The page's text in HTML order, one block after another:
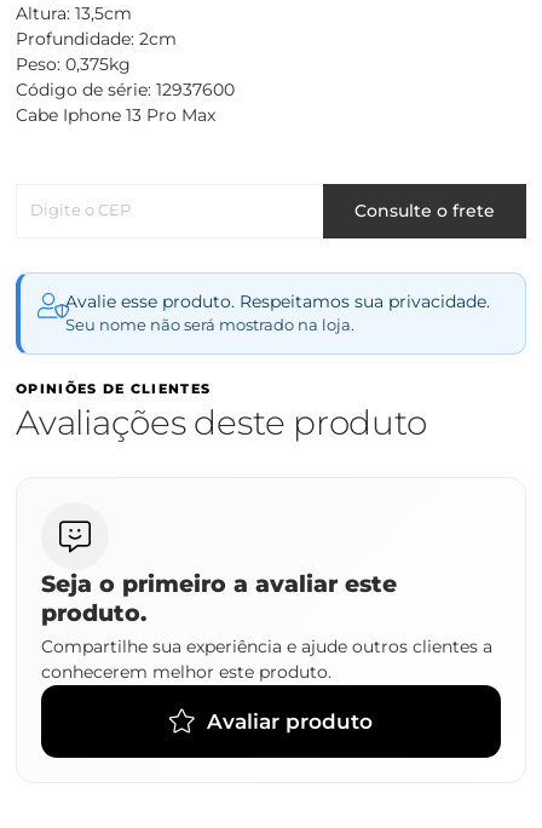
Altura: 13,5cm
Profundidade: 2cm
Peso: 0,375kg
Código de série: 12937600
Cabe Iphone 13 Pro Max
Digite o CEP Consulte o frete
Avalie esse produto. Respeitamos sua privacidade.
Seu nome não será mostrado na loja.
OPINIÕES DE CLIENTES
Avaliações deste produto
Seja o primeiro a avaliar este
produto.
Compartilhe sua experiência e ajude outros clientes a
conhecerem melhor este produto.
Avaliar produto